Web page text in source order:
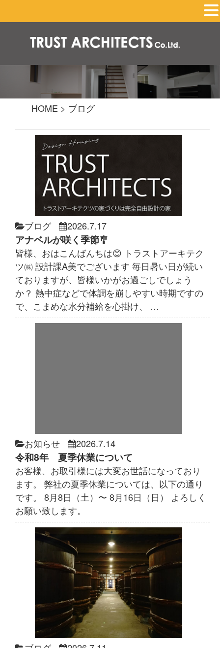
HOME > ブログ
ブログ 2026.7.17
アナベルが咲く季節🎐
皆様、おはこんばんちは😊 トラストアーキテク
ツ㈱ 設計課A美でございます 毎日暑い日が続い
ておりますが、皆様いかがお過ごしでしょう
か？ 熱中症などで体調を崩しやすい時期ですの
で、こまめな水分補給を心掛け、 …
お知らせ 2026.7.14
令和8年 夏季休業について
お客様、お取引様には大変お世話になっており
ます。 弊社の夏季休業については、以下の通り
です。 8月8日（土）〜 8月16日（日） よろしく
お願い致します。